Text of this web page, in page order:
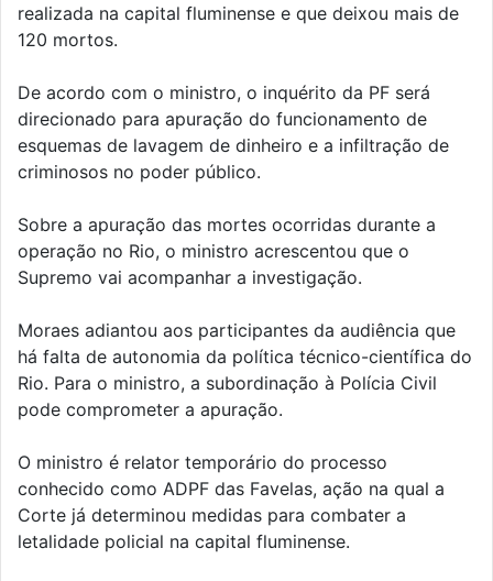
realizada na capital fluminense e que deixou mais de
120 mortos.
De acordo com o ministro, o inquérito da PF será
direcionado para apuração do funcionamento de
esquemas de lavagem de dinheiro e a infiltração de
criminosos no poder público.
Sobre a apuração das mortes ocorridas durante a
operação no Rio, o ministro acrescentou que o
Supremo vai acompanhar a investigação.
Moraes adiantou aos participantes da audiência que
há falta de autonomia da política técnico-científica do
Rio. Para o ministro, a subordinação à Polícia Civil
pode comprometer a apuração.
O ministro é relator temporário do processo
conhecido como ADPF das Favelas, ação na qual a
Corte já determinou medidas para combater a
letalidade policial na capital fluminense.